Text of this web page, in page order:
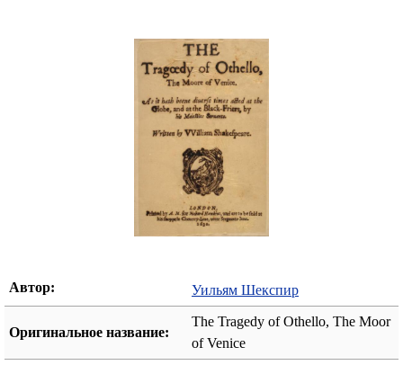
Автор: Уильям Шекспир
Оригинальное название:
The Tragedy of Othello, The Moor
of Venice